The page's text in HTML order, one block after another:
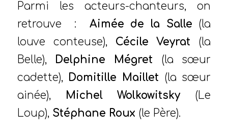
Parmi les acteurs-chanteurs, on
retrouve : Aimée de la Salle (la
louve conteuse), Cécile Veyrat (la
Belle), Delphine Mégret (la sœur
cadette), Domitille Maillet (la sœur
ainée),
Michel Wolkowitsky (Le
Loup), Stéphane Roux (le Père).